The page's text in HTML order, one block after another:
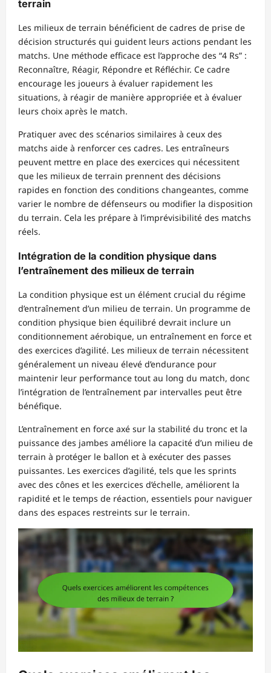
terrain
Les milieux de terrain bénéficient de cadres de prise de
décision structurés qui guident leurs actions pendant les
matchs. Une méthode efficace est l’approche des “4 Rs” :
Reconnaître, Réagir, Répondre et Réfléchir. Ce cadre
encourage les joueurs à évaluer rapidement les
situations, à réagir de manière appropriée et à évaluer
leurs choix après le match.
Pratiquer avec des scénarios similaires à ceux des
matchs aide à renforcer ces cadres. Les entraîneurs
peuvent mettre en place des exercices qui nécessitent
que les milieux de terrain prennent des décisions
rapides en fonction des conditions changeantes, comme
varier le nombre de défenseurs ou modifier la disposition
du terrain. Cela les prépare à l’imprévisibilité des matchs
réels.
Intégration de la condition physique dans
l’entraînement des milieux de terrain
La condition physique est un élément crucial du régime
d’entraînement d’un milieu de terrain. Un programme de
condition physique bien équilibré devrait inclure un
conditionnement aérobique, un entraînement en force et
des exercices d’agilité. Les milieux de terrain nécessitent
généralement un niveau élevé d’endurance pour
maintenir leur performance tout au long du match, donc
l’intégration de l’entraînement par intervalles peut être
bénéfique.
L’entraînement en force axé sur la stabilité du tronc et la
puissance des jambes améliore la capacité d’un milieu de
terrain à protéger le ballon et à exécuter des passes
puissantes. Les exercices d’agilité, tels que les sprints
avec des cônes et les exercices d’échelle, améliorent la
rapidité et le temps de réaction, essentiels pour naviguer
dans des espaces restreints sur le terrain.